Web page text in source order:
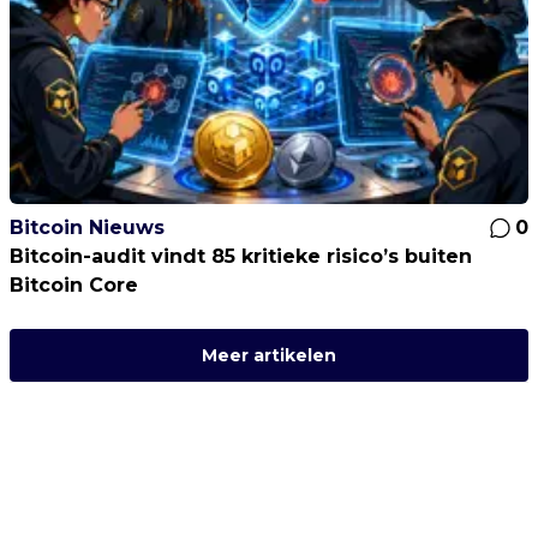
Bitcoin Nieuws
0
Bitcoin-audit vindt 85 kritieke risico’s buiten
Bitcoin Core
Meer artikelen